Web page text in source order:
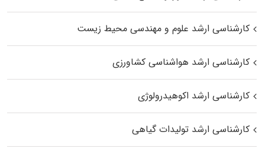
کارشناسی ارشد علوم و مهندسی محیط زیست
کارشناسی ارشد هواشناسی کشاورزی
کارشناسی ارشد اکوهیدرولوژی
کارشناسی ارشد تولیدات گیاهی